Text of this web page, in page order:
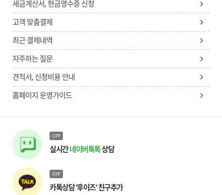
세금계산서, 현금영수증 신청
고객 맞춤결제
최근 결제내역
자주하는 질문
견적서, 신청비용 안내
홈페이지 운영가이드
OFF
실시간네이버톡톡상담
OFF
카톡상담 '후이즈' 친구추가